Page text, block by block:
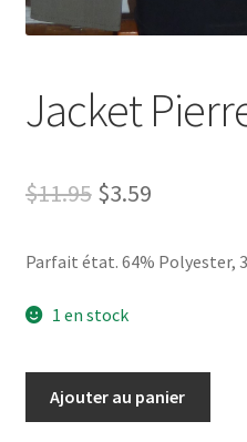
Jacket
$11.95 Le
initial
était :
$3.59Le
actuel
Parfait état. 64% Polyester,
1 en stock
Ajouter au panier